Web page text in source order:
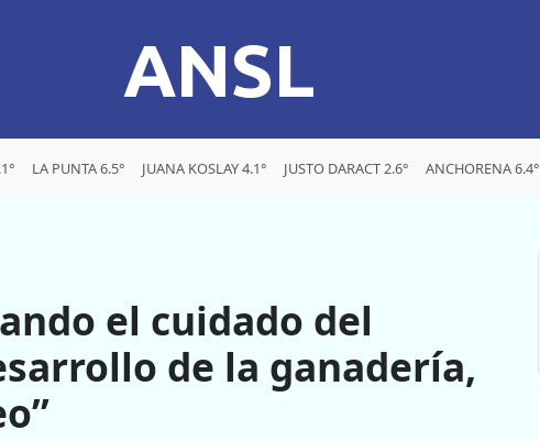
ANSL
LA PUNTA 6.5° JUANA KOSLAY 4.1° JUSTO DARACT 2.6° ANCHORENA 6.4°
el cuidado del
de la ganadería,